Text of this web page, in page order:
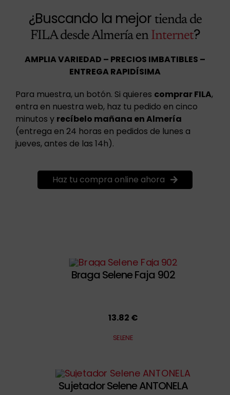
¿Buscando la mejor tienda de
FILA desde Almería enInternet?
AMPLIA VARIEDAD – PRECIOS IMBATIBLES –
ENTREGA RAPIDÍSIMA
Para muestra, un botón. Si quieres comprar FILA,
entra en nuestra web, haz tu pedido en cinco
minutos y recíbelo mañana en Almería
(entrega en 24 horas en pedidos de lunes a
jueves, antes de las 14h).
Haz tu compra online ahora
Braga Selene Faja 902
13.82 €
SELENE
Sujetador Selene ANTONELA